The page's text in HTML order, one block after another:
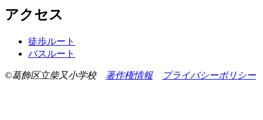
アクセス
徒歩ルート
バスルート
©葛飾区立柴又小学校 著作権情報 プライバシーポリシー